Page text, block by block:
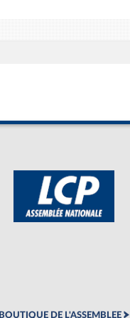
BOUTIQUE DE L'ASSEMBLEE